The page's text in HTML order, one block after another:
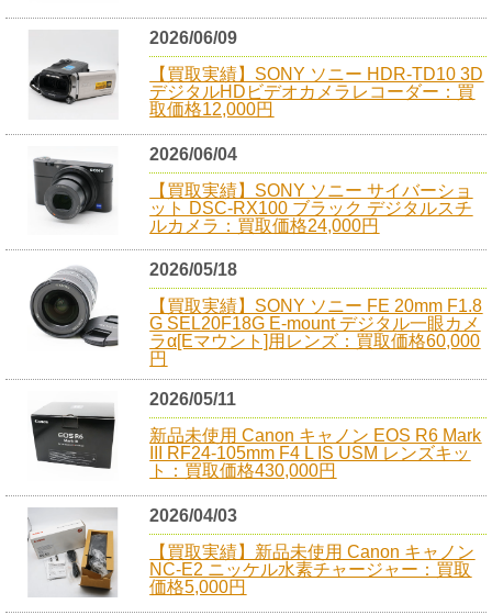
2026/06/09
【買取実績】SONY ソニー HDR-TD10 3D
デジタルHDビデオカメラレコーダー：買
取価格12,000円
2026/06/04
【買取実績】SONY ソニー サイバーショ
ット DSC-RX100 ブラック デジタルスチ
ルカメラ：買取価格24,000円
2026/05/18
【買取実績】SONY ソニー FE 20mm F1.8
G SEL20F18G E-mount デジタル一眼カメ
ラα[Eマウント]用レンズ：買取価格60,000
円
2026/05/11
新品未使用 Canon キャノン EOS R6 Mark
III RF24-105mm F4 L IS USM レンズキッ
ト：買取価格430,000円
2026/04/03
【買取実績】新品未使用 Canon キャノン
NC-E2 ニッケル水素チャージャー：買取
価格5,000円